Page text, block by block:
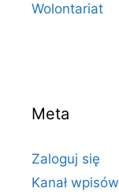
Wolontariat
Meta
Zaloguj się
Kanał wpisów